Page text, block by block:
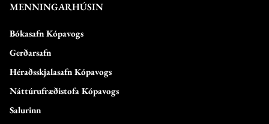
MENNINGARHÚSIN
Bókasafn Kópavogs
Gerðarsafn
Héraðsskjalasafn Kópavogs
Náttúrufræðistofa Kópavogs
Salurinn